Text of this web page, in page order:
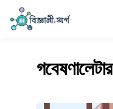
গবেষণালেটার